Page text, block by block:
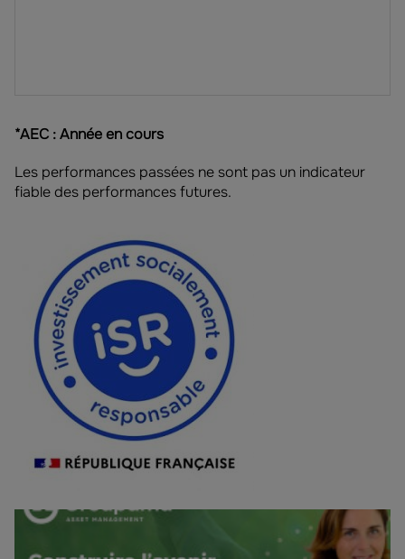
*AEC : Année en cours
Les performances passées ne sont pas un indicateur
fiable des performances futures.